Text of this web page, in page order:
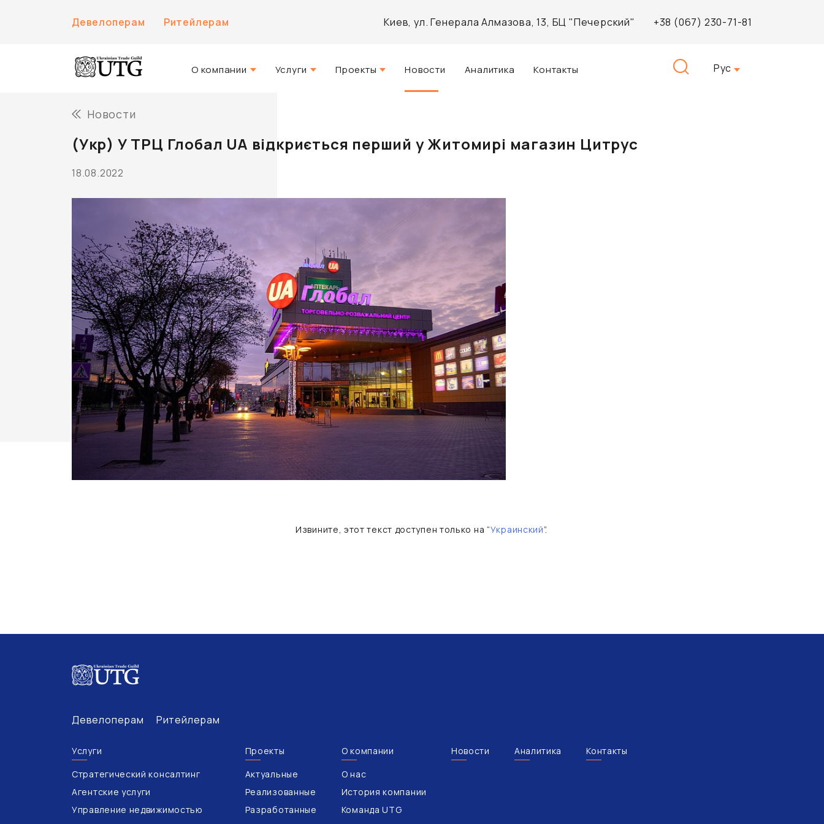
Девелоперам Ритейлерам Киев, ул. Генерала Алмазова, 13, БЦ "Печерский" +38 (067) 230-71-81
О компании
Команда UTG
Услуги
Агентские услуги
Инвестиционно-аналитический
Маркетинг и PR
Проекты
Разработанные
Новости Аналитика Контакты Рус
Новости
(Укр) У ТРЦ Глобал UA відкриється перший у Житомирі магазин Цитрус
18.08.2022
Извините, этот текст доступен только на “Украинский”.
Девелоперам Ритейлерам
Услуги
Стратегический консалтинг
Агентские услуги
Управление недвижимостью
Проекты
Актуальные
Реализованные
Разработанные
О компании
О нас
История компании
Команда UTG
Новости Аналитика Контакты